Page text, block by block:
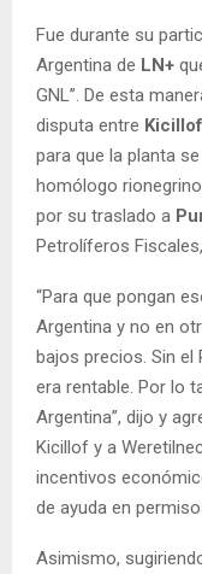
Fue durante su
Argentina de LN+
GNL”. De esta
disputa entre Kicillof
para que la planta
homólogo
por su traslado a
Petrolíferos
“Para que pongan
Argentina y no en
bajos precios. Sin el
era rentable. Por lo
Argentina”, dijo y
Kicillof y a
incentivos
de ayuda en
Asimismo,